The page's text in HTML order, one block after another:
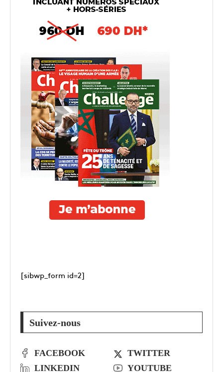
[sibwp_form id=2]
Suivez-nous
FACEBOOK
TWITTER
LINKEDIN
YOUTUBE